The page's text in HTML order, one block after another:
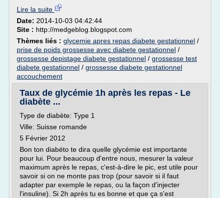
Lire la suite
Date: 2014-10-03 04:42:44
Site : http://medgeblog.blogspot.com
Thèmes liés : glycemie apres repas diabete gestationnel /
prise de poids grossesse avec diabete gestationnel /
grossesse depistage diabete gestationnel / grossesse test
diabete gestationnel / grossesse diabete gestationnel
accouchement
Taux de glycémie 1h après les repas - Le
diabète ...
Type de diabète: Type 1
Ville: Suisse romande
5 Février 2012
Bon ton diabéto te dira quelle glycémie est importante
pour lui. Pour beaucoup d'entre nous, mesurer la valeur
maximum après le repas, c'est-à-dire le pic, est utile pour
savoir si on ne monte pas trop (pour savoir si il faut
adapter par exemple le repas, ou la façon d'injecter
l'insuline). Si 2h après tu es bonne et que ça s'est